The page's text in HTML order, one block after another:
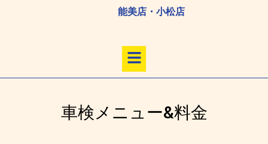
ッ
能美店・小松店
メ
ニ
ュ
車検メニュー&料金